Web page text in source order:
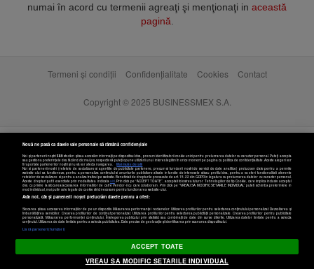
numai în acord cu termenii agreaţi şi menţionaţi in această
pagină
Termeni și condiții Confidențialitate Cookies Contact
Copyright © 2025 BUSINESSMEX S.A.
Setări cookies
Nouă ne pasă ca datele tale personale să rămână confidențiale
Noi și partenerii noștri589stocăm și/sau accesăm informații pe dispozitivul dvs., precum identificatorii cookie unici pentru prelucrarea datelor cu caracter personal. Puteți accepta
sau gestiona preferințele dvs. făcând clic mai jos, respectiv vă puteți opune utilizării unui interes legitim în orice moment pe pagina cu politica de confidențialitate. Aceste alegeri vor
fi raportate partenerilor noștri și nu vă vor afecta navigarea.
Mai multe detalii
Noi si partenerii nostri (retelele de socializare si agentiile de publicitate partenere, precum si furnizorii nostri de servicii de date analitice) prelucram date pentru a permite
website-ului sa functioneze, pentru a personaliza continutul si anunturile publicitare afisate in functie de interesele si/sau profilul dvs., pentru a va oferi functionalitati aferente
retelelor de socializare si pentru a analiza traficul pe website. Beneficiati de drepturile prevazute de art. 15-22 din GDPR in legatura cu prelucrarea datelor cu caracter personal.
Aceste drepturi pot fi exercitate prin modalitatea indicataaici. Prin click pe “ACCEPT TOATE”, acceptati folosirea tuturor Tehnologiilor de tip Cookie, care implica inclusiv acceptul
dvs. cu privire la stocarea/accesarea informatiilor de catre Vendor-ii cu care colaboram. Prin click pe “VREAU SA MODIFIC SETARILE INDIVIDUAL” puteti schimba preferintele in
mod individual, mai putin cele legate de cookie strict necesare pentru functionarea website-ului.
Atât noi, cât și partenerii noștri prelucrăm datele pentru a oferi:
Stocarea și/sau accesarea informațiilor de pe un dispozitiv. Măsurarea performanței reclamelor. Utilizarea profilurilor pentru selectarea conținutului personalizat. Dezvoltarea și
îmbunătățirea serviciilor. Crearea profilurilor de conținut personalizat. Utilizarea profilurilor pentru selectarea publicității personalizate. Crearea profilurilor pentru publicitate
personalizată. Măsurarea performanței conținutului. Înțelegerea publicului prin statistici sau combinații de date din surse diferite. Utilizarea datelor limitate pentru a selecta
conținutul. Utilizarea de date limitate pentru a selecta publicitatea. Date precise de geolocație și identificarea prin scanarea dispozitivului.
Listă parteneri (furnizori)
ACCEPT TOATE
VREAU SA MODIFIC SETARILE INDIVIDUAL